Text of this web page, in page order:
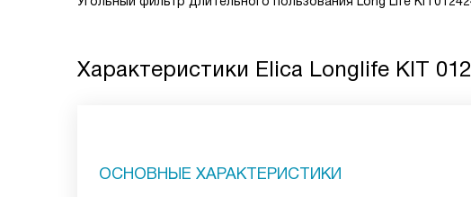
Характеристики Elica Longlife KIT
ОСНОВНЫЕ ХАРАКТЕРИСТИКИ